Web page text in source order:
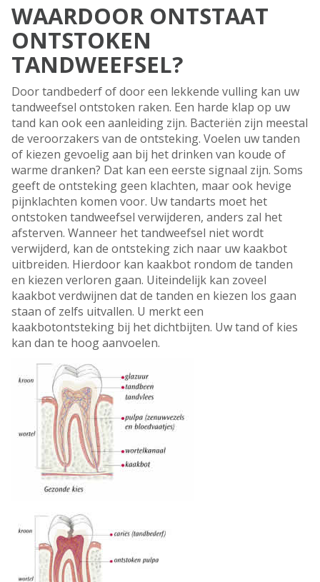
WAARDOOR ONTSTAAT
ONTSTOKEN
TANDWEEFSEL?
Door tandbederf of door een lekkende vulling kan uw
tandweefsel ontstoken raken. Een harde klap op uw
tand kan ook een aanleiding zijn. Bacteriën zijn meestal
de veroorzakers van de ontsteking. Voelen uw tanden
of kiezen gevoelig aan bij het drinken van koude of
warme dranken? Dat kan een eerste signaal zijn. Soms
geeft de ontsteking geen klachten, maar ook hevige
pijnklachten komen voor. Uw tandarts moet het
ontstoken tandweefsel verwijderen, anders zal het
afsterven. Wanneer het tandweefsel niet wordt
verwijderd, kan de ontsteking zich naar uw kaakbot
uitbreiden. Hierdoor kan kaakbot rondom de tanden
en kiezen verloren gaan. Uiteindelijk kan zoveel
kaakbot verdwijnen dat de tanden en kiezen los gaan
staan of zelfs uitvallen. U merkt een
kaakbotontsteking bij het dichtbijten. Uw tand of kies
kan dan te hoog aanvoelen.